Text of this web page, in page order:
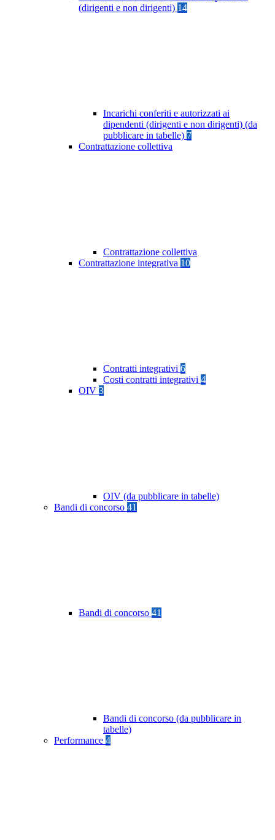
(dirigenti e non dirigenti) 14
Incarichi conferiti e autorizzati ai
dipendenti (dirigenti e non dirigenti) (da
pubblicare in tabelle) 7
Contrattazione collettiva
Contrattazione collettiva
Contrattazione integrativa 10
Contratti integrativi 6
Costi contratti integrativi 4
OIV 3
OIV (da pubblicare in tabelle)
Bandi di concorso 41
Bandi di concorso 41
Bandi di concorso (da pubblicare in
tabelle)
Performance 4